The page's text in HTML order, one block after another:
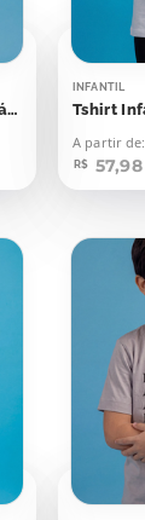
Tshirt Infantil O Filho Tá On
INFANTIL
A partir de:
R$ 57,98